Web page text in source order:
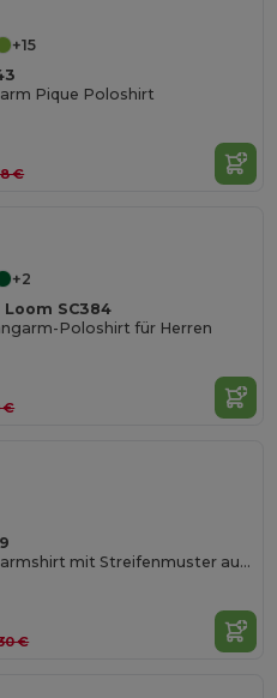
+15
Pique Poloshirt
€
+2
SC384
Poloshirt für Herren
€
Herren Langarmshirt mit Streifenmuster aus Baumwolle
€